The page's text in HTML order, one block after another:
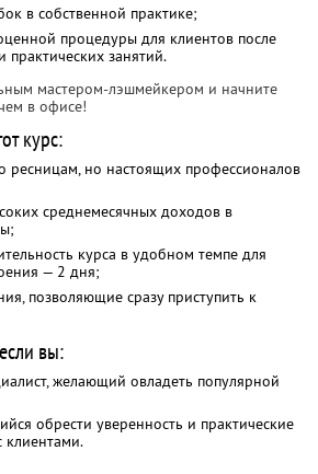
в собственной практике;
процедуры для клиентов после
практических занятий.
мастером-лэшмейкером и начните
в офисе!
курс:
ресницам, но настоящих профессионалов
среднемесячных доходов в
курса в удобном темпе для
— 2 дня;
позволяющие сразу приступить к
вы:
желающий овладеть популярной
обрести уверенность и практические
клиентами.